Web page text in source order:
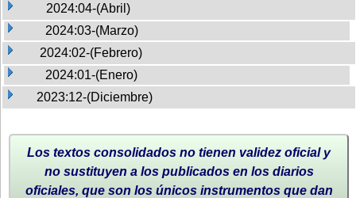
2024:04-(Abril)
2024:03-(Marzo)
2024:02-(Febrero)
2024:01-(Enero)
2023:12-(Diciembre)
Los textos consolidados no tienen validez oficial y
no sustituyen a los publicados en los diarios
oficiales, que son los únicos instrumentos que dan